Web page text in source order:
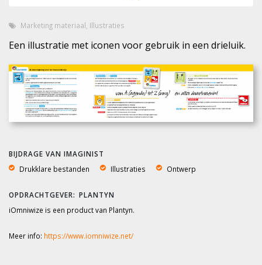
Marketing materiaal Illustraties
Een illustratie met iconen voor gebruik in een drieluik.
BIJDRAGE VAN IMAGINIST
Drukklare bestanden
Illustraties Ontwerp
PLANTYN
iOmniwize is een product van Plantyn.
Meer info: https://www.iomniwize.net/